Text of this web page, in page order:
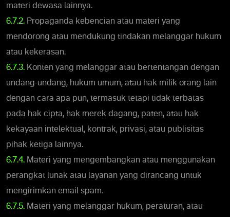
materi dewasa lainnya.
6.7.2. Propaganda kebencian atau materi yang
mendorong atau mendukung tindakan melanggar hukum
atau kekerasan.
6.7.3. Konten yang melanggar atau bertentangan dengan
undang-undang, hukum umum, atau hak milik orang lain
dengan cara apa pun, termasuk tetapi tidak terbatas
pada hak cipta, hak merek dagang, paten, atau hak
kekayaan intelektual, kontrak, privasi, atau publisitas
pihak ketiga lainnya.
6.7.4. Materi yang mengembangkan atau menggunakan
perangkat lunak atau layanan yang dirancang untuk
mengirimkan email spam.
6.7.5. Materi yang melanggar hukum, peraturan, atau